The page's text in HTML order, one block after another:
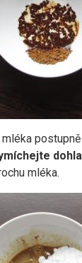
postupně
mléka.